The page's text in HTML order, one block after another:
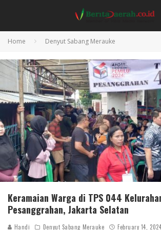
Home Denyut Sabang Merauke
Keramaian Warga di TPS 044
Pesanggrahan, Jakarta Selatan
Handi Denyut Sabang Merauke February 14, 2024